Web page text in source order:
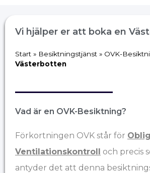
Vi hjälper er att boka en
Start » Besiktningstjänst » OVK-
Västerbotten
Vad är en OVK-Besiktning?
Förkortningen OVK står för
Ventilationskontroll och precis
antyder det att denna